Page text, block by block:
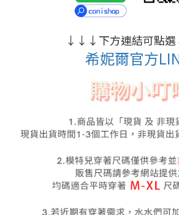
↓ ↓ ↓ 下方連結可點選
希妮爾官方